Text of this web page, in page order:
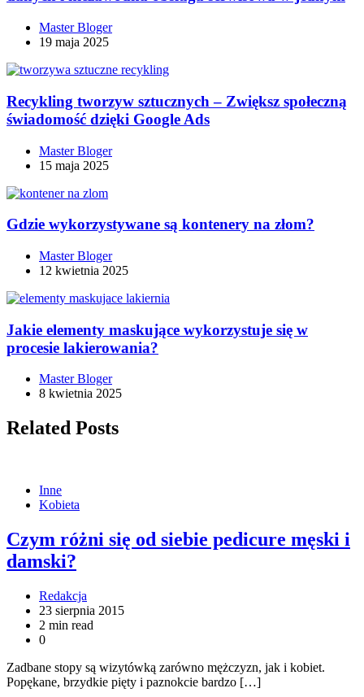
Master Bloger
19 maja 2025
Recykling tworzyw sztucznych – Zwiększ społeczną
świadomość dzięki Google Ads
Master Bloger
15 maja 2025
Gdzie wykorzystywane są kontenery na złom?
Master Bloger
12 kwietnia 2025
Jakie elementy maskujące wykorzystuje się w
procesie lakierowania?
Master Bloger
8 kwietnia 2025
Related Posts
Inne
Kobieta
Czym różni się od siebie pedicure męski i
damski?
Redakcja
23 sierpnia 2015
2 min read
0
Zadbane stopy są wizytówką zarówno mężczyzn, jak i kobiet.
Popękane, brzydkie pięty i paznokcie bardzo […]